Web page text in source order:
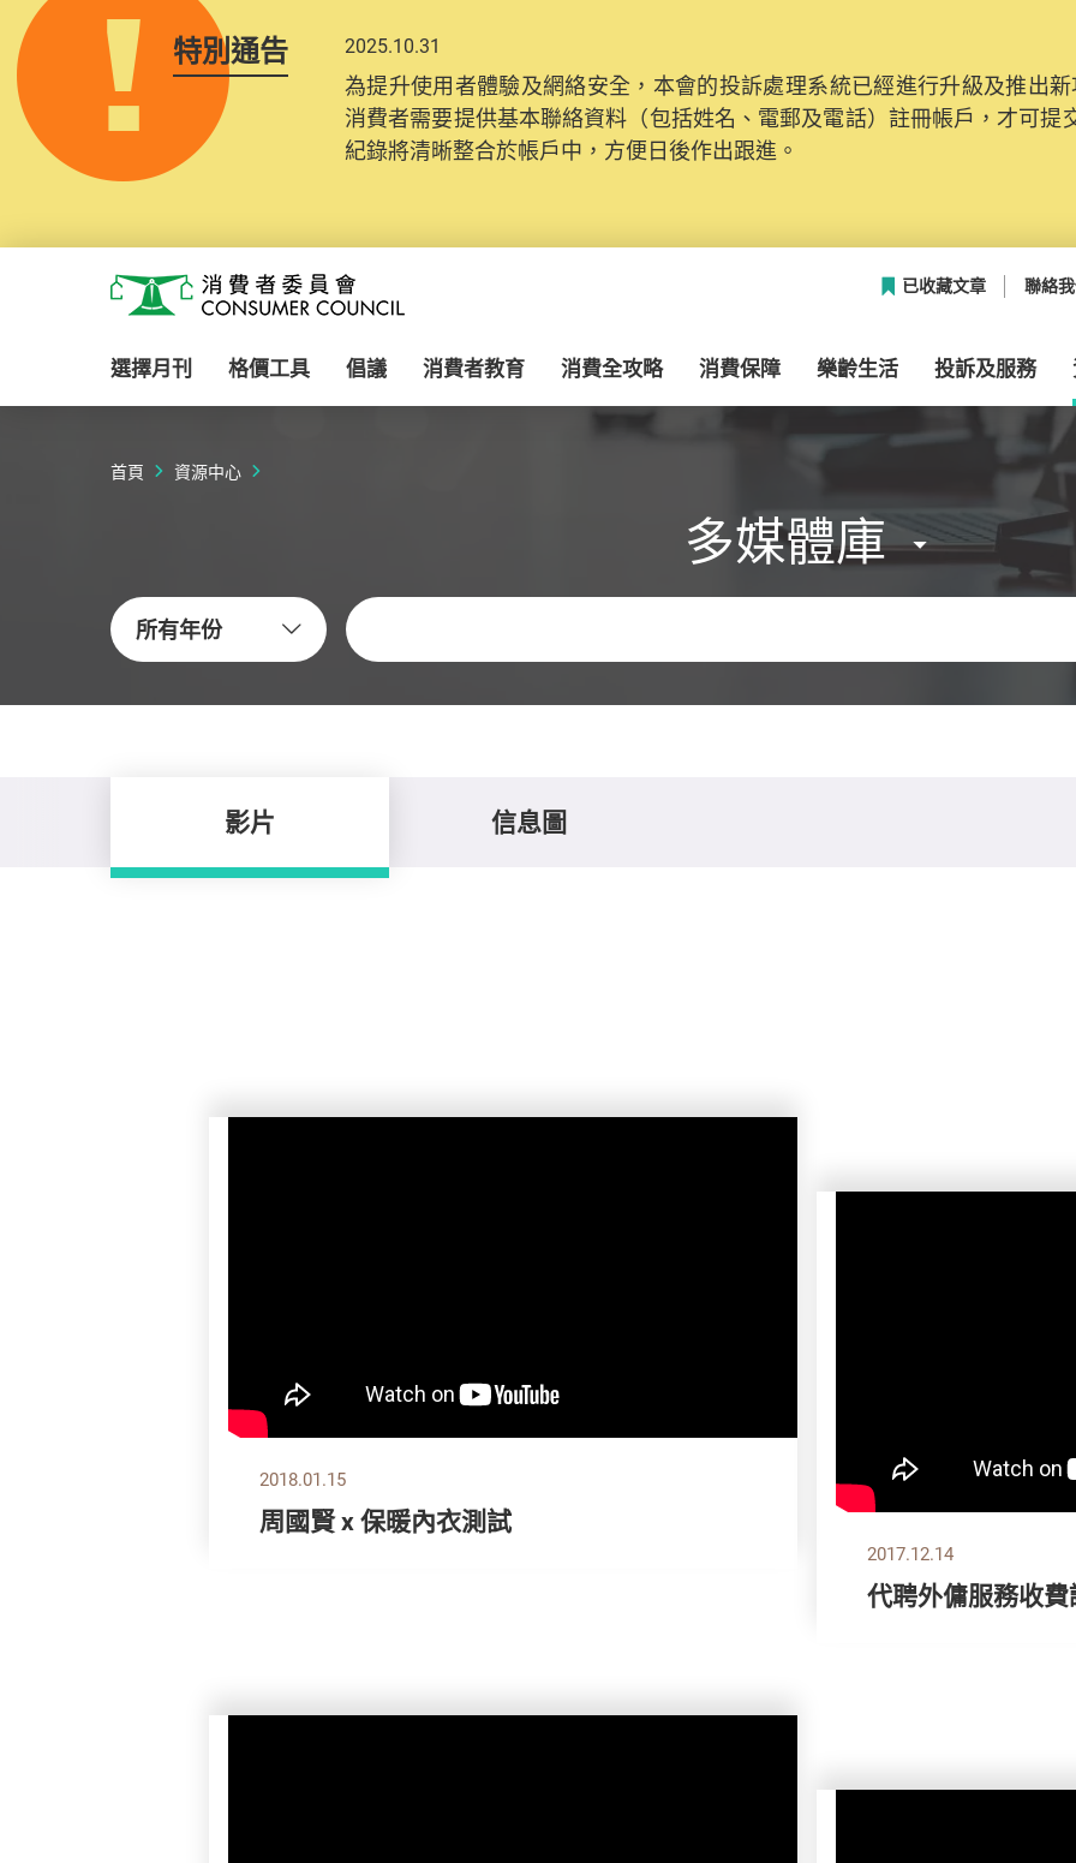
特別通告 2025.10.31
為提升使用者體驗及網絡安全，本會的投訴處理系統已經進行升級及推出
消費者需要提供基本聯絡資料（包括姓名、電郵及電話）註冊帳戶，才可提
紀錄將清晰整合於帳戶中，方便日後作出跟進。
消費者委員會
已收藏文章 聯絡
選擇月刊 格價工具 倡議 消費者教育 消費全攻略 消費保障 樂齡生活 投訴及服務
首頁 資源中心
多媒體庫
所有年份
關鍵字
影片 信息圖
2018.01.15
周國賢 x 保暖內衣測試
2017.12.14
代聘外傭服務收費